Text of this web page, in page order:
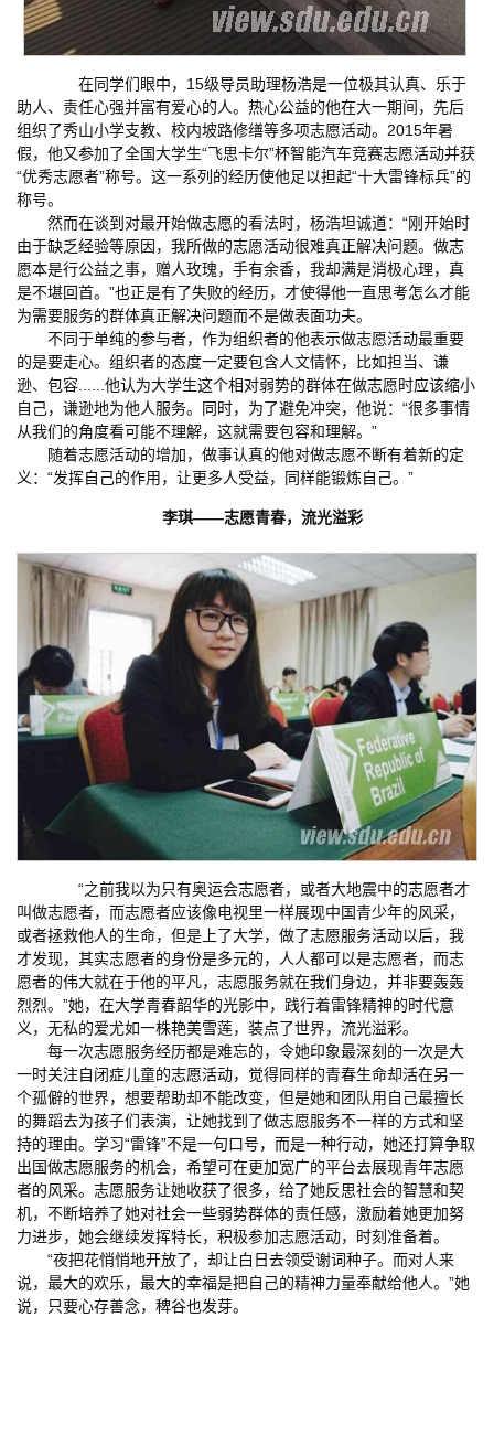
在同学们眼中，15级导员助理杨浩是一位极其认真、乐于
助人、责任心强并富有爱心的人。热心公益的他在大一期间，先后
组织了秀山小学支教、校内坡路修缮等多项志愿活动。2015年暑
假，他又参加了全国大学生“飞思卡尔”杯智能汽车竞赛志愿活动并获
“优秀志愿者”称号。这一系列的经历使他足以担起“十大雷锋标兵”的
称号。
然而在谈到对最开始做志愿的看法时，杨浩坦诚道：“刚开始时
由于缺乏经验等原因，我所做的志愿活动很难真正解决问题。做志
愿本是行公益之事，赠人玫瑰，手有余香，我却满是消极心理，真
是不堪回首。”也正是有了失败的经历，才使得他一直思考怎么才能
为需要服务的群体真正解决问题而不是做表面功夫。
不同于单纯的参与者，作为组织者的他表示做志愿活动最重要
的是要走心。组织者的态度一定要包含人文情怀，比如担当、谦
逊、包容......他认为大学生这个相对弱势的群体在做志愿时应该缩小
自己，谦逊地为他人服务。同时，为了避免冲突，他说：“很多事情
从我们的角度看可能不理解，这就需要包容和理解。”
随着志愿活动的增加，做事认真的他对做志愿不断有着新的定
义：“发挥自己的作用，让更多人受益，同样能锻炼自己。”
李琪——志愿青春，流光溢彩
“之前我以为只有奥运会志愿者，或者大地震中的志愿者才
叫做志愿者，而志愿者应该像电视里一样展现中国青少年的风采，
或者拯救他人的生命，但是上了大学，做了志愿服务活动以后，我
才发现，其实志愿者的身份是多元的，人人都可以是志愿者，而志
愿者的伟大就在于他的平凡，志愿服务就在我们身边，并非要轰轰
烈烈。”她，在大学青春韶华的光影中，践行着雷锋精神的时代意
义，无私的爱尤如一株艳美雪莲，装点了世界，流光溢彩。
每一次志愿服务经历都是难忘的，令她印象最深刻的一次是大
一时关注自闭症儿童的志愿活动，觉得同样的青春生命却活在另一
个孤僻的世界，想要帮助却不能改变，但是她和团队用自己最擅长
的舞蹈去为孩子们表演，让她找到了做志愿服务不一样的方式和坚
持的理由。学习“雷锋”不是一句口号，而是一种行动，她还打算争取
出国做志愿服务的机会，希望可在更加宽广的平台去展现青年志愿
者的风采。志愿服务让她收获了很多，给了她反思社会的智慧和契
机，不断培养了她对社会一些弱势群体的责任感，激励着她更加努
力进步，她会继续发挥特长，积极参加志愿活动，时刻准备着。
“夜把花悄悄地开放了，却让白日去领受谢词种子。而对人来
说，最大的欢乐，最大的幸福是把自己的精神力量奉献给他人。”她
说，只要心存善念，稗谷也发芽。